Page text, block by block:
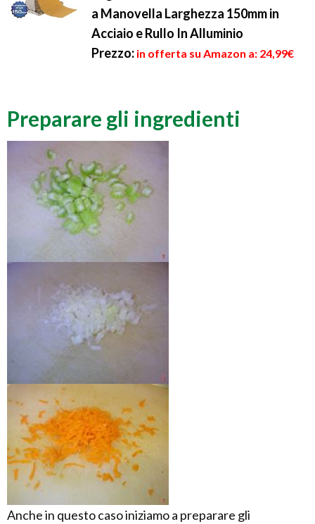
a Manovella Larghezza 150mm in
Acciaio e Rullo In Alluminio
Prezzo: in offerta su Amazon a: 24,99€
Preparare gli ingredienti
Anche in questo caso iniziamo a preparare gli